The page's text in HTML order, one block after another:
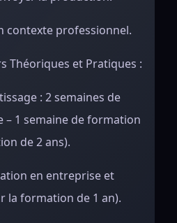
contexte professionnel.
Théoriques et Pratiques :
: 2 semaines de
1 semaine de formation
de 2 ans).
en entreprise et
la formation de 1 an).